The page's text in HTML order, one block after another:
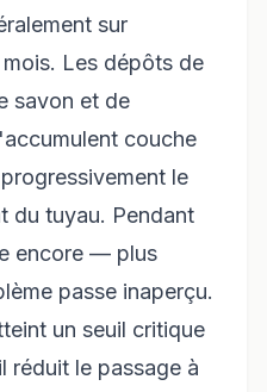
sur
Les dépôts de
savon et de
couche
le
du tuyau. Pendant
encore — plus
passe inaperçu.
un seuil critique
réduit le passage à